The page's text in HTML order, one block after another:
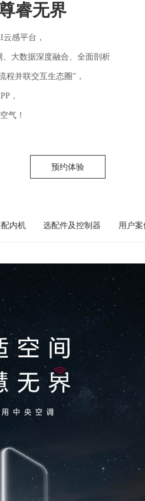
睿无界
感平台，
大数据深度融合、全面剖析
程并联交互生态圈”，
，
气！
预约体验
内机 选配件及控制器 用户